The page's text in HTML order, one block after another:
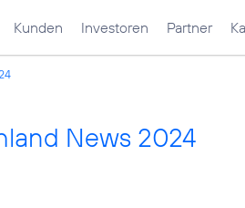
Kunden Investoren Partner
News 2024